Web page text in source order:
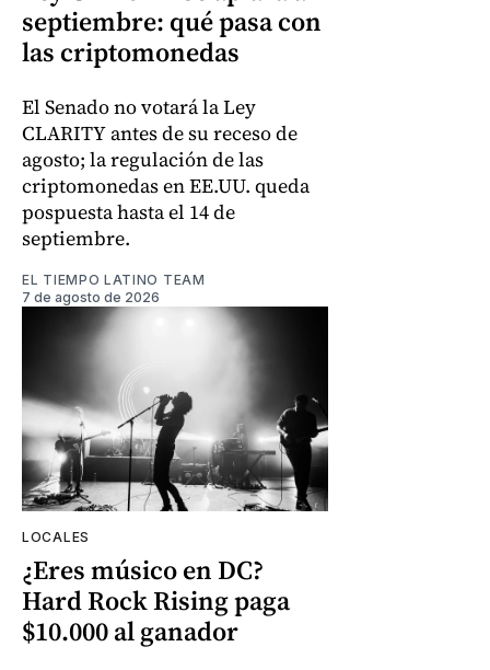
septiembre: qué pasa con
las criptomonedas
El Senado no votará la Ley
CLARITY antes de su receso de
agosto; la regulación de las
criptomonedas en EE.UU. queda
pospuesta hasta el 14 de
septiembre.
EL TIEMPO LATINO TEAM
7 de agosto de 2026
LOCALES
¿Eres músico en DC?
Hard Rock Rising paga
$10.000 al ganador